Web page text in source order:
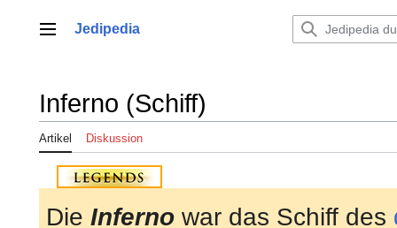
springenHauptmenü
Jedipedia
Inferno (Schiff)
Artikel Diskussion
Die Inferno war das Schiff des